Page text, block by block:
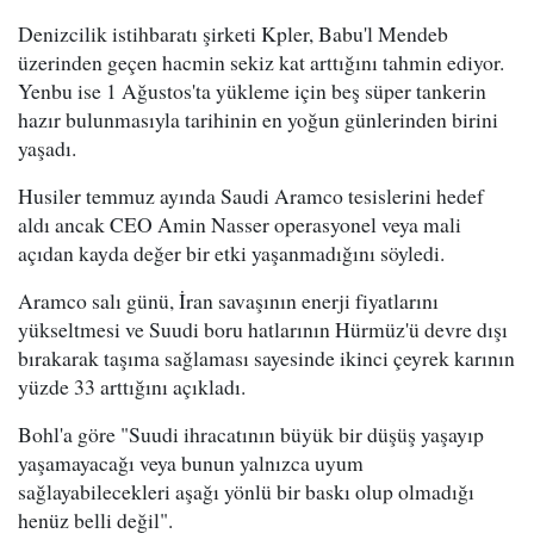
Denizcilik istihbaratı şirketi Kpler, Babu'l Mendeb
üzerinden geçen hacmin sekiz kat arttığını tahmin ediyor.
Yenbu ise 1 Ağustos'ta yükleme için beş süper tankerin
hazır bulunmasıyla tarihinin en yoğun günlerinden birini
yaşadı.
Husiler temmuz ayında Saudi Aramco tesislerini hedef
aldı ancak CEO Amin Nasser operasyonel veya mali
açıdan kayda değer bir etki yaşanmadığını söyledi.
Aramco salı günü, İran savaşının enerji fiyatlarını
yükseltmesi ve Suudi boru hatlarının Hürmüz'ü devre dışı
bırakarak taşıma sağlaması sayesinde ikinci çeyrek karının
yüzde 33 arttığını açıkladı.
Bohl'a göre "Suudi ihracatının büyük bir düşüş yaşayıp
yaşamayacağı veya bunun yalnızca uyum
sağlayabilecekleri aşağı yönlü bir baskı olup olmadığı
henüz belli değil".